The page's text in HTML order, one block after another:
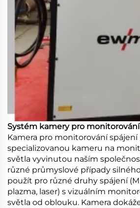
Systém kamery pro
Kamera pro monitorování spájení
specializovanou kameru na
světla vyvinutou naším
různé průmyslové případy
použít pro různé druhy spájení
plazma, laser) s vizuálním
světla od oblouku. Kamera